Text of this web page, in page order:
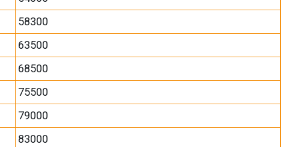
58300
63500
68500
75500
79000
83000